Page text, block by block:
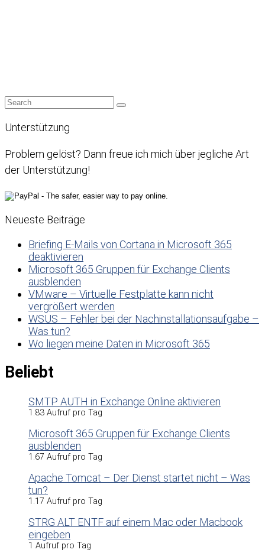
Unterstützung
Problem gelöst? Dann freue ich mich über jegliche Art
der Unterstützung!
Neueste Beiträge
Briefing E-Mails von Cortana in Microsoft 365
deaktivieren
Microsoft 365 Gruppen für Exchange Clients
ausblenden
VMware – Virtuelle Festplatte kann nicht
vergrößert werden
WSUS – Fehler bei der Nachinstallationsaufgabe –
Was tun?
Wo liegen meine Daten in Microsoft 365
Beliebt
SMTP AUTH in Exchange Online aktivieren
1.83 Aufruf pro Tag
Microsoft 365 Gruppen für Exchange Clients
ausblenden
1.67 Aufruf pro Tag
Apache Tomcat – Der Dienst startet nicht – Was
tun?
1.17 Aufruf pro Tag
STRG ALT ENTF auf einem Mac oder Macbook
eingeben
1 Aufruf pro Tag